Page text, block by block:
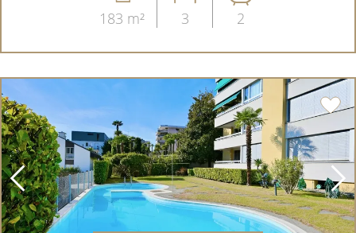
183 m² 3 2